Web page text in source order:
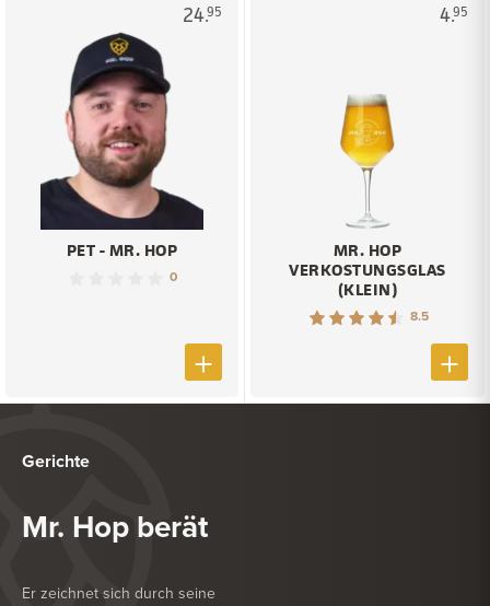
24.95
PET - MR. HOP
0
4.95
MR. HOP
VERKOSTUNGSGLAS
(KLEIN)
8.5
Gerichte
Mr. Hop berät
Er zeichnet sich durch seine